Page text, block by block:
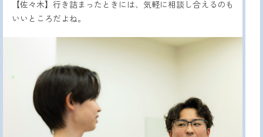
【佐々木】行き詰まったときには、気軽に相談し合えるのも
いいところだよね。